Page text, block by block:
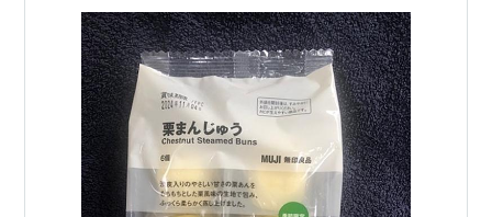
話〜）
メカニックデザイン：吉宗綱紀、Niθ、フヂロウ、柳
瀬敬之、星野秀輝（3話〜）
アニメーションキャラクターデザイン：原由美子
アニメーションメカニックデザイン ：川原智弘、大
河広行
プロップデザイン：森岡賢一